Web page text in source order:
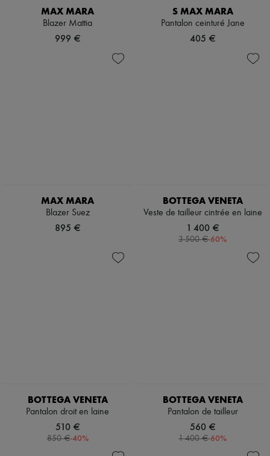
MAX MARA
Blazer Mattia
999 €
S MAX MARA
Pantalon ceinturé Jane
405 €
MAX MARA
Blazer Suez
895 €
BOTTEGA VENETA
Veste de tailleur cintrée en laine
1 400 €
3 500 €-60%
BOTTEGA VENETA
Pantalon droit en laine
510 €
850 €-40%
BOTTEGA VENETA
Pantalon de tailleur
560 €
1 400 €-60%